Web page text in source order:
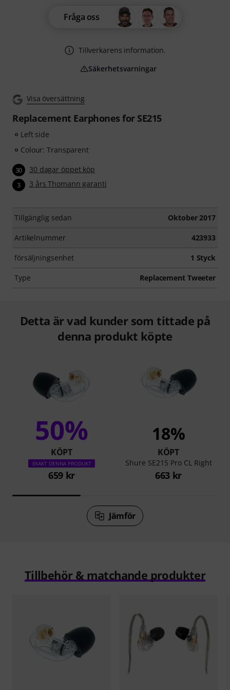
Visa översättning
Replacement Earphones for SE215
Left side
Colour: Transparent
30 30 dagar öppet köp
3 3 års Thomann garanti
Tillgänglig sedan Oktober 2017
Artikelnummer 423933
försäljningsenhet 1 Styck
Type Replacement Tweeter
Fråga oss
Tillverkarens information.
Säkerhetsvarningar
Detta är vad kunder som tittade på
denna produkt köpte
50%
KÖPT
EXAKT DENNA PRODUKT
659 kr
18%
KÖPT
Shure SE215 Pro CL Right
663 kr
Jämför
Tillbehör & matchande produkter